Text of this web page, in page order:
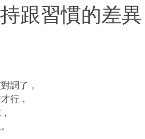
跟習慣的差異
調了，
行，